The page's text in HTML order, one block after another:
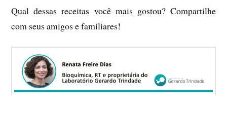
Qual dessas receitas você mais gostou? Compartilhe
com seus amigos e familiares!